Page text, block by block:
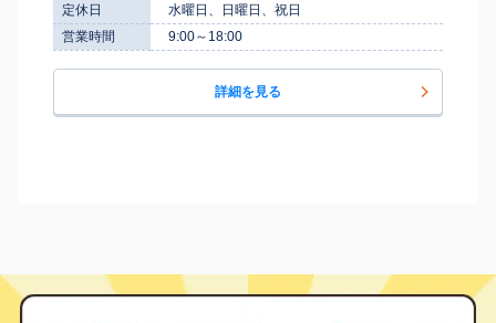
定休日
水曜日、日曜日、祝日
営業時間
9:00～18:00
詳細を見る